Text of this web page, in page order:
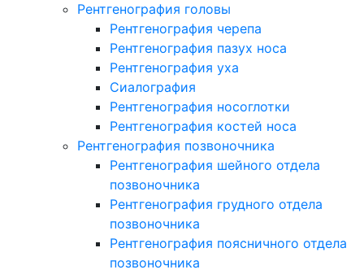
Рентгенография головы
Рентгенография черепа
Рентгенография пазух носа
Рентгенография уха
Сиалография
Рентгенография носоглотки
Рентгенография костей носа
Рентгенография позвоночника
Рентгенография шейного отдела
позвоночника
Рентгенография грудного отдела
позвоночника
Рентгенография поясничного отдела
позвоночника